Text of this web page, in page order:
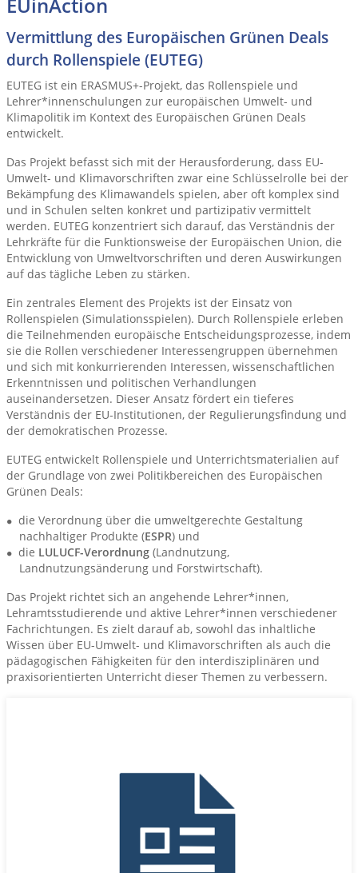
EUinAction
Vermittlung des Europäischen Grünen Deals
durch Rollenspiele (EUTEG)
EUTEG ist ein ERASMUS+-Projekt, das Rollenspiele und
Lehrer*innenschulungen zur europäischen Umwelt- und
Klimapolitik im Kontext des Europäischen Grünen Deals
entwickelt.
Das Projekt befasst sich mit der Herausforderung, dass EU-
Umwelt- und Klimavorschriften zwar eine Schlüsselrolle bei der
Bekämpfung des Klimawandels spielen, aber oft komplex sind
und in Schulen selten konkret und partizipativ vermittelt
werden. EUTEG konzentriert sich darauf, das Verständnis der
Lehrkräfte für die Funktionsweise der Europäischen Union, die
Entwicklung von Umweltvorschriften und deren Auswirkungen
auf das tägliche Leben zu stärken.
Ein zentrales Element des Projekts ist der Einsatz von
Rollenspielen (Simulationsspielen). Durch Rollenspiele erleben
die Teilnehmenden europäische Entscheidungsprozesse, indem
sie die Rollen verschiedener Interessengruppen übernehmen
und sich mit konkurrierenden Interessen, wissenschaftlichen
Erkenntnissen und politischen Verhandlungen
auseinandersetzen. Dieser Ansatz fördert ein tieferes
Verständnis der EU-Institutionen, der Regulierungsfindung und
der demokratischen Prozesse.
EUTEG entwickelt Rollenspiele und Unterrichtsmaterialien auf
der Grundlage von zwei Politikbereichen des Europäischen
Grünen Deals:
die Verordnung über die umweltgerechte Gestaltung
nachhaltiger Produkte (ESPR) und
die LULUCF-Verordnung (Landnutzung,
Landnutzungsänderung und Forstwirtschaft).
Das Projekt richtet sich an angehende Lehrer*innen,
Lehramtsstudierende und aktive Lehrer*innen verschiedener
Fachrichtungen. Es zielt darauf ab, sowohl das inhaltliche
Wissen über EU-Umwelt- und Klimavorschriften als auch die
pädagogischen Fähigkeiten für den interdisziplinären und
praxisorientierten Unterricht dieser Themen zu verbessern.